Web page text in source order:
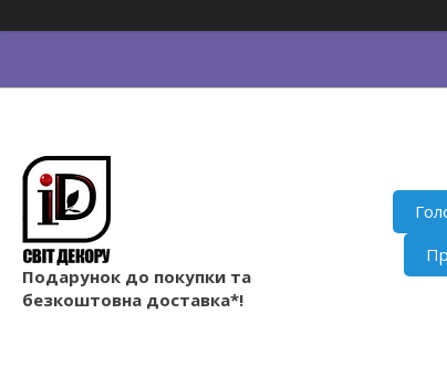
Подарунок до покупки та
безкоштовна доставка*!